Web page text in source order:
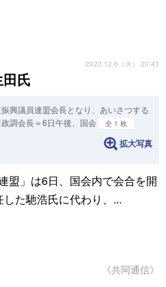
氏
2022.12.6（火） 20:43
興議員連盟会長となり、あいさつする
調会長＝6日午後、国会
全 1 枚
拡大写真
盟」は6日、国会内で会合を開
た馳浩氏に代わり、...
《共同通信》